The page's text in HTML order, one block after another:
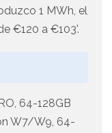
1 MWh, el
€120 a €103'.
64-128GB
W7/W9, 64-